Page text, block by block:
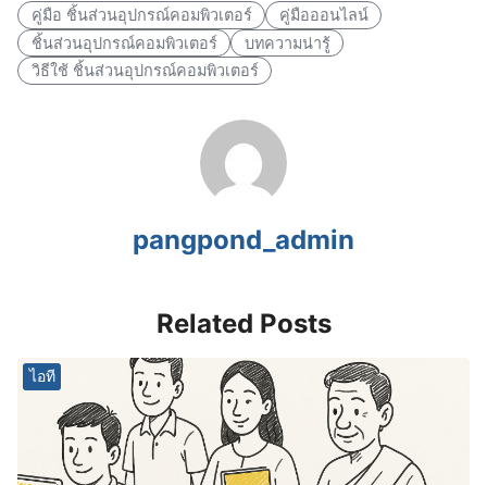
คู่มือ ชิ้นส่วนอุปกรณ์คอมพิวเตอร์
คู่มือออนไลน์
ชิ้นส่วนอุปกรณ์คอมพิวเตอร์
บทความน่ารู้
วิธีใช้ ชิ้นส่วนอุปกรณ์คอมพิวเตอร์
pangpond_admin
Related Posts
ไอที